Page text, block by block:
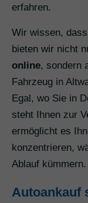
erfahren.
Wir wissen,
bieten wir nicht
online, sondern
Fahrzeug in
Egal, wo Sie in
steht Ihnen zur
ermöglicht es
konzentrieren,
Ablauf kümmern.
Autoankauf